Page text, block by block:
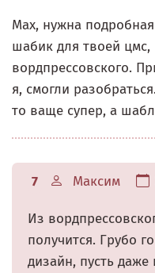
Мах, нужна
шабик для твоей цмс,
вордпрессовского.
я, смогли
то ваще супер, а
7 Максим
Из
получится. Грубо
дизайн, пусть